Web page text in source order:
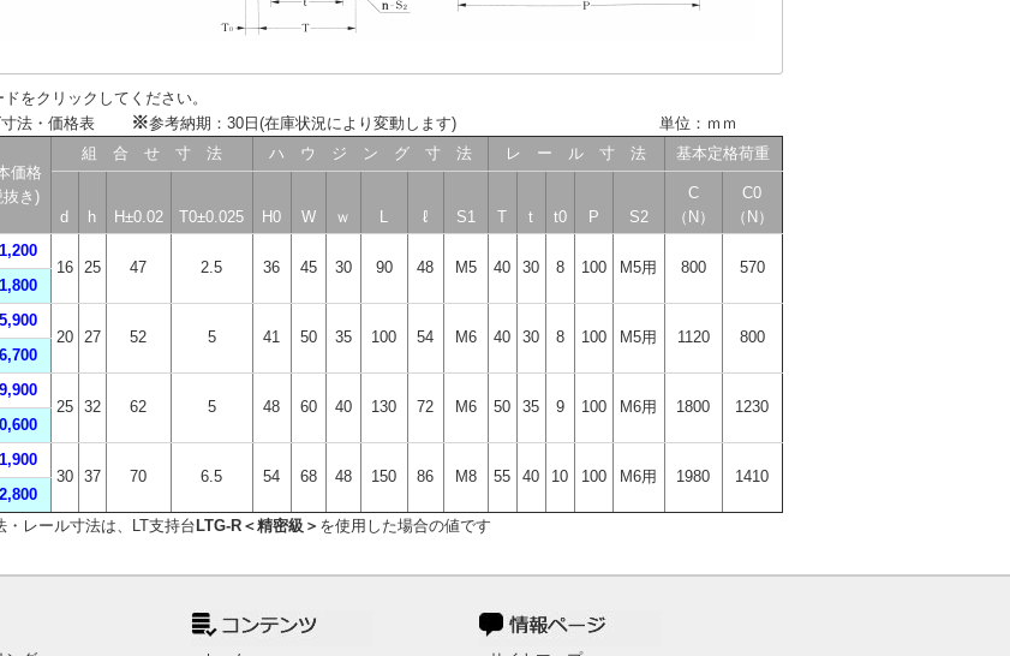
をクリックしてください。
法・価格表 ※参考納期：30日(在庫状況により変動します) 単位：ｍｍ
価格
抜き)
組 合 せ 寸 法 ハ ウ ジ ン グ 寸 法 レ ー ル 寸 法 基本定格荷重
d h H±0.02 T0±0.025 H0 W ｗ ℓ S1 T t t0 P S2
C
（N）
C0
（N）
16
25 47 2.5 36 45 30 90 48 M5 40 30 8 100 M5用 800
570
20
27 52 5 41 50 35 100 54 M6 40 30 8 100 M5用 1120
800
25
32 62 5 48 60 40 130 72 M6 50 35 9 100 M6用 1800
1230
30
37 70 6.5 54 68 48 150 86 M8 55 40 10 100 M6用 1980
1410
・レール寸法は、LT支持台 LTG-R＜精密級＞ を使用した場合の値です